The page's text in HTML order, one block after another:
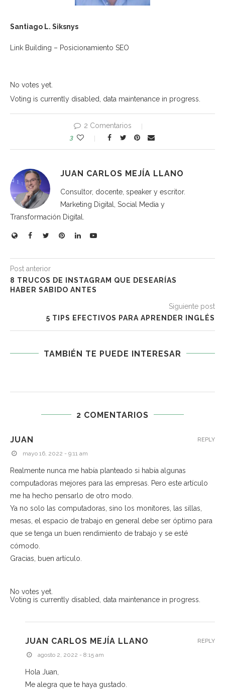
Santiago L. Siksnys
Link Building – Posicionamiento SEO
No votes yet.
Voting is currently disabled, data maintenance in progress.
2 Comentarios
3
JUAN CARLOS MEJÍA LLANO
Consultor, docente, speaker y escritor.
Marketing Digital, Social Media y
Transformación Digital.
Post anterior
8 TRUCOS DE INSTAGRAM QUE DESEARÍAS
HABER SABIDO ANTES
Siguiente post
5 TIPS EFECTIVOS PARA APRENDER INGLÉS
TAMBIÉN TE PUEDE INTERESAR
2 COMENTARIOS
JUAN
mayo 16, 2022 - 9:11 am
Realmente nunca me había planteado si había algunas
computadoras mejores para las empresas. Pero este artículo
me ha hecho pensarlo de otro modo.
Ya no solo las computadoras, sino los monitores, las sillas,
mesas, el espacio de trabajo en general debe ser óptimo para
que se tenga un buen rendimiento de trabajo y se esté
cómodo.
Gracias, buen artículo.
No votes yet.
Voting is currently disabled, data maintenance in progress.
REPLY
JUAN CARLOS MEJÍA LLANO
agosto 2, 2022 - 8:15 am
Hola Juan,
Me alegra que te haya gustado.
REPLY